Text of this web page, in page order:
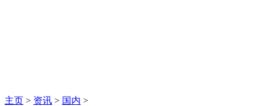
主页 > 资讯 > 国内 >